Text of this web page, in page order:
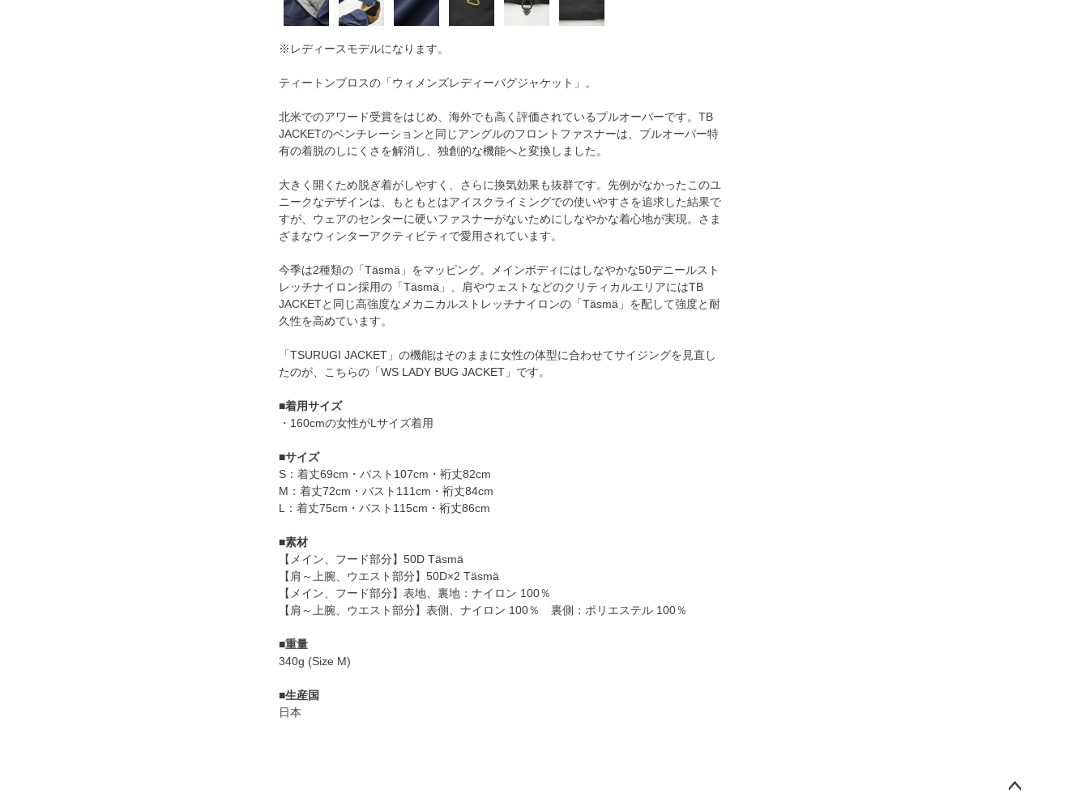
※レディースモデルになります。
ティートンブロスの「ウィメンズレディーバグジャケット」。
北米でのアワード受賞をはじめ、海外でも高く評価されているプルオーバーです。TB
JACKETのベンチレーションと同じアングルのフロントファスナーは、プルオーバー特
有の着脱のしにくさを解消し、独創的な機能へと変換しました。
大きく開くため脱ぎ着がしやすく、さらに換気効果も抜群です。先例がなかったこのユ
ニークなデザインは、もともとはアイスクライミングでの使いやすさを追求した結果で
すが、ウェアのセンターに硬いファスナーがないためにしなやかな着心地が実現。さま
ざまなウィンターアクティビティで愛用されています。
今季は2種類の「Täsmä」をマッピング。メインボディにはしなやかな50デニールスト
レッチナイロン採用の「Täsmä」、肩やウェストなどのクリティカルエリアにはTB
JACKETと同じ高強度なメカニカルストレッチナイロンの「Täsmä」を配して強度と耐
久性を高めています。
「TSURUGI JACKET」の機能はそのままに女性の体型に合わせてサイジングを見直し
たのが、こちらの「WS LADY BUG JACKET」です。
■着用サイズ
・160cmの女性がLサイズ着用
■サイズ
S：着丈69cm・バスト107cm・裄丈82cm
M：着丈72cm・バスト111cm・裄丈84cm
L：着丈75cm・バスト115cm・裄丈86cm
■素材
【メイン、フード部分】50D Täsmä
【肩～上腕、ウエスト部分】50D×2 Täsmä
【メイン、フード部分】表地、裏地：ナイロン 100％
【肩～上腕、ウエスト部分】表側、ナイロン 100％ 裏側：ポリエステル 100％
■重量
340g (Size M)
■生産国
日本